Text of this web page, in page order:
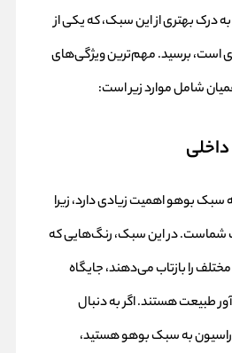
درک بهتری از این سبک، که یکی از
است، برسید. مهم‌ترین ویژگی‌های
شامل موارد زیر است:
بوهو اهمیت زیادی دارد، زیرا
شماست. در این سبک، رنگ‌هایی که
را بازتاب می‌دهند، جایگاه
طبیعت هستند. اگر به دنبال
به سبک بوهو هستید،